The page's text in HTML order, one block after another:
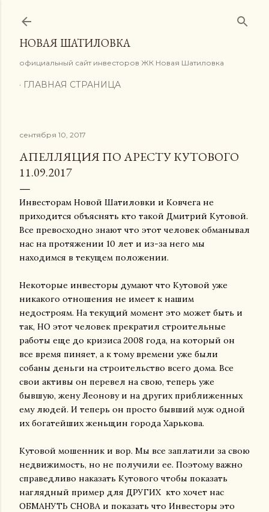
НОВАЯ ШАТИЛОВКА
официальный сайт инвесторов ЖК Новая Шатиловка
ГЛАВНАЯ СТРАНИЦА
сентября 10, 2017
АПЕЛЛЯЦИЯ ПО АРЕСТУ КУТОВОГО
11.09.2017
Инвесторам Новой Шатиловки и Ковчега не
приходится объяснять кто такой Дмитрий Кутовой.
Все превосходно знают что этот человек обманывал
нас на протяжении 10 лет и из-за него мы
находимся в текущем положении.
Некоторые инвесторы думают что Кутовой уже
никакого отношения не имеет к нашим
недостроям. На текущий момент это может быть и
так, НО этот человек прекратил строительные
работы еще до кризиса 2008 года, на который он
все время пиняет, а к тому времени уже были
собаны деньги на строительство всего дома. Все
свои активы он перевел на свою, теперь уже
бывшую, жену Леонову и на других приближенных
ему людей. И теперь он просто бывший муж одной
их богатейших женьщин города Харькова.
Кутовой мошенник и вор. Мы все заплатили за свою
недвижимость, но не получили ее. Поэтому важно
справедливо наказать Кутового чтобы показать
наглядный пример для ДРУГИХ кто хочет нас
ОБМАНУТЬ СНОВА и показать что Инвесторы это